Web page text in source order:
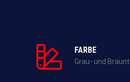
FARBE
Grau- und